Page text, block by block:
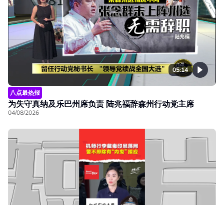
05:14
八点最热报
为失守真纳及乐巴州席负责 陆兆福辞森州行动党主席
04/08/2026